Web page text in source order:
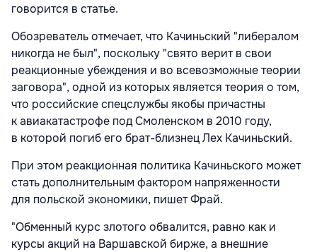
говорится в статье.
Обозреватель отмечает, что Качиньский "либералом
никогда не был", поскольку "свято верит в свои
реакционные убеждения и во всевозможные теории
заговора", одной из которых является теория о том,
что российские спецслужбы якобы причастны
к авиакатастрофе под Смоленском в 2010 году,
в которой погиб его брат-близнец Лех Качиньский.
При этом реакционная политика Качиньского может
стать дополнительным фактором напряженности
для польской экономики, пишет Фрай.
"Обменный курс злотого обвалится, равно как и
курсы акций на Варшавской бирже, а внешние